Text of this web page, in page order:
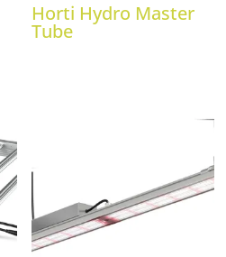
Horti Hydro Master
Tube